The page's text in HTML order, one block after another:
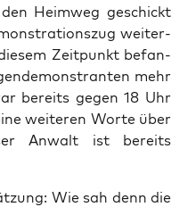
Heim­weg geschickt
wei­ter­
Zeit­punkt befan­
mehr
bereits gegen 18 Uhr
wei­te­ren Wor­te über
Anwalt ist bereits
Wie sah denn die